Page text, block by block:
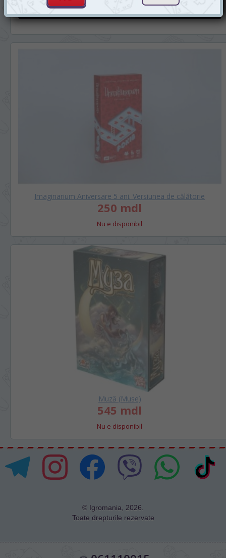
Imaginarium Aniversare 5 ani. Versiunea de călătorie
250 mdl
Nu e disponibil
Muză (Muse)
545 mdl
Nu e disponibil
© Igromania, 2026.
Toate drepturile rezervate